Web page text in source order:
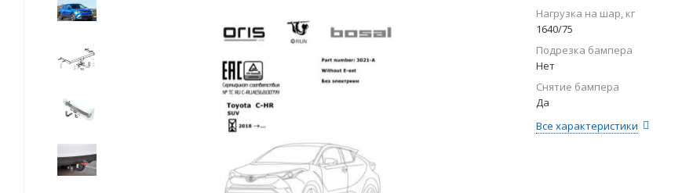
Нагрузка на шар, кг
1640/75
Подрезка бампера
Нет
Снятие бампера
Да
Все характеристики